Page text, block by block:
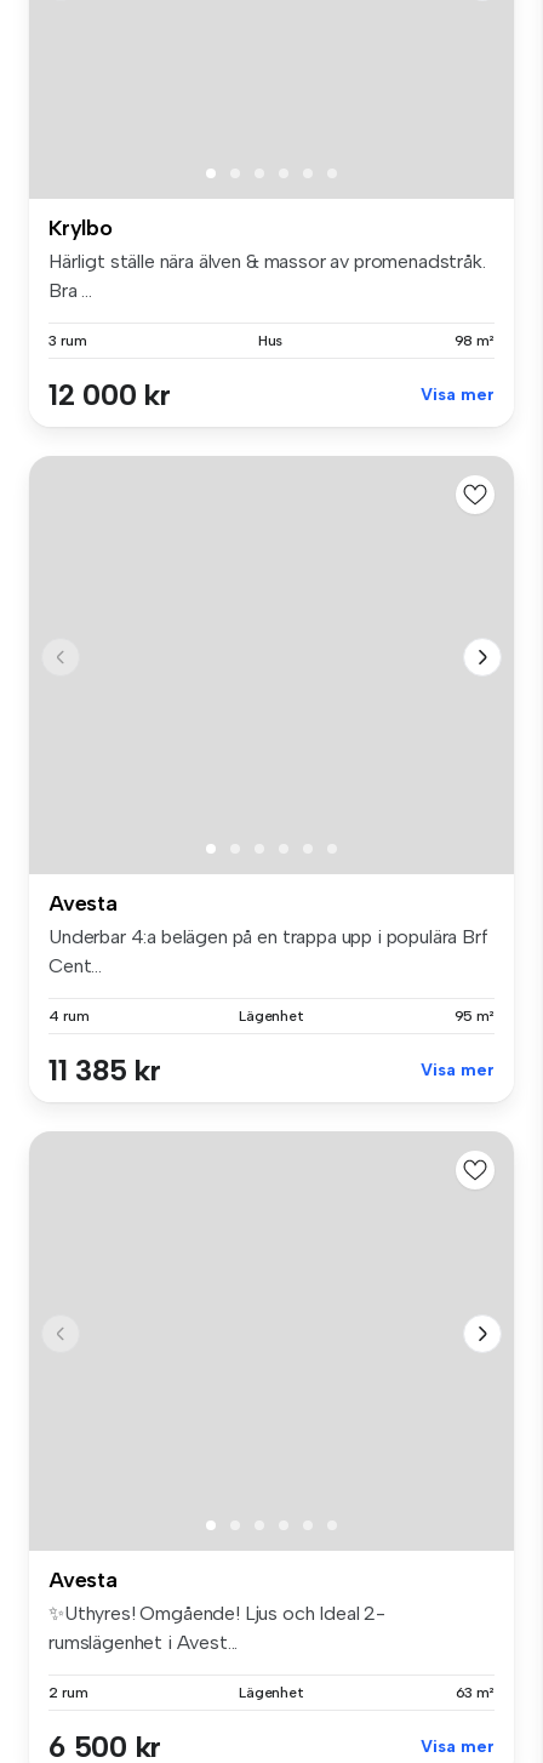
Krylbo
Härligt ställe nära älven & massor av promenadstråk.
Bra ...
3 rum Hus 98 m²
12 000 kr Visa mer
Avesta
Underbar 4:a belägen på en trappa upp i populära Brf
Cent...
4 rum Lägenhet 95 m²
11 385 kr Visa mer
Avesta
✨Uthyres! Omgående! Ljus och Ideal 2-
rumslägenhet i Avest...
2 rum Lägenhet 63 m²
6 500 kr Visa mer